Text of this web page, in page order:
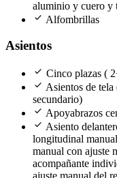
aluminio y cuero y
check Alfombrillas
Asientos
check Cinco plazas (
check Asientos de
secundario)
check Apoyabrazos
check Asiento
longitudinal
manual con ajuste
acompañante
ajuste manual del